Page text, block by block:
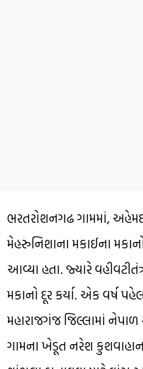
ભરતરોશનગઢ ગામમાં,
મેહરુનિશાના મકાઈના
આવ્યા હતા. જ્યારે
મકાનો દૂર કર્યા. એક વર્ષ
મહારાજગંજ જિલ્લામાં
ગામના ખેડૂત નરેશ